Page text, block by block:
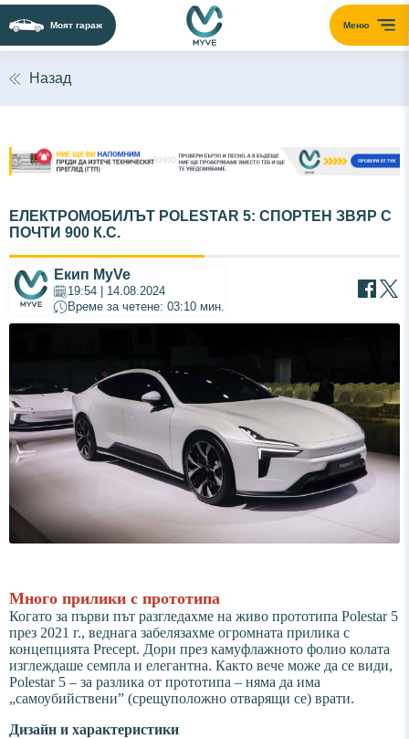
Меню
Моят гараж
Назад
ЕЛЕКТРОМОБИЛЪТ POLESTAR 5: СПОРТЕН ЗВЯР С
ПОЧТИ 900 К.С.
Екип MyVe
19:54 | 14.08.2024
Време за четене: 03:10 мин.
Много прилики с прототипа
Когато за първи път разгледахме на живо прототипа Polestar 5
през 2021 г., веднага забелязахме огромната прилика с
концепцията Precept. Дори през камуфлажното фолио колата
изглеждаше семпла и елегантна. Както вече може да се види,
Polestar 5 – за разлика от прототипа – няма да има
„самоубийствени” (срещуположно отварящи се) врати.
Дизайн и характеристики